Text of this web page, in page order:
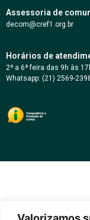
Assessoria de
decom@cref1.org.br
Horários de
2ª a 6ª feira das 9h às
Whatsapp: (21) 2569-